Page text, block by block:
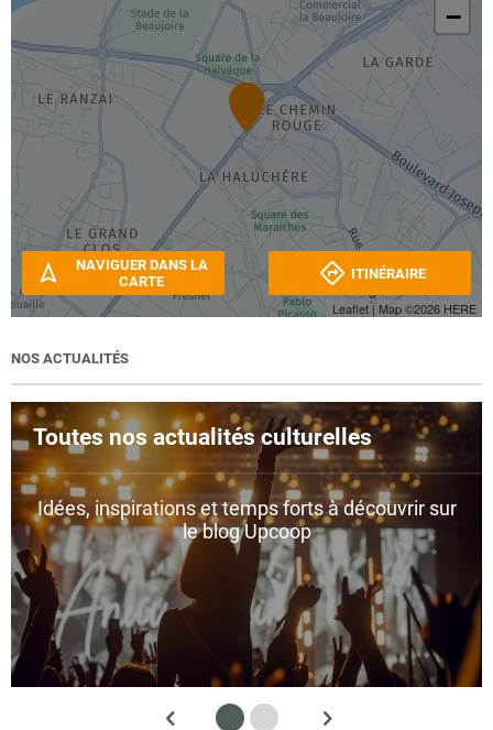
−
Leaflet| Map ©2026 HERE
NAVIGUER DANS LA
CARTE
ITINÉRAIRE
NOS ACTUALITÉS
Toutes nos actualités culturelles
Idées, inspirations et temps forts à découvrir sur
le blog Upcoop